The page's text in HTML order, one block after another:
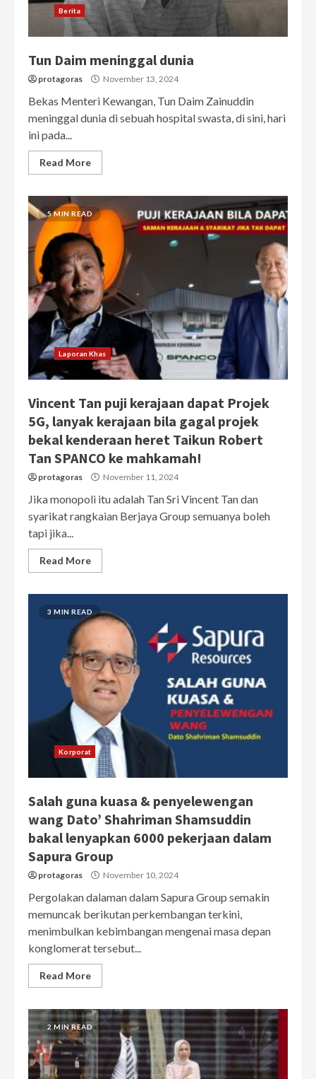
Berita
Tun Daim meninggal dunia
protagoras November 13, 2024
Bekas Menteri Kewangan, Tun Daim Zainuddin
meninggal dunia di sebuah hospital swasta, di sini, hari
ini pada...
Read More
5 MIN READ
Laporan Khas
Vincent Tan puji kerajaan dapat Projek
5G, lanyak kerajaan bila gagal projek
bekal kenderaan heret Taikun Robert
Tan SPANCO ke mahkamah!
protagoras November 11, 2024
Jika monopoli itu adalah Tan Sri Vincent Tan dan
syarikat rangkaian Berjaya Group semuanya boleh
tapi jika...
Read More
3 MIN READ
Korporat
Salah guna kuasa & penyelewengan
wang Dato’ Shahriman Shamsuddin
bakal lenyapkan 6000 pekerjaan dalam
Sapura Group
protagoras November 10, 2024
Pergolakan dalaman dalam Sapura Group semakin
memuncak berikutan perkembangan terkini,
menimbulkan kebimbangan mengenai masa depan
konglomerat tersebut...
Read More
2 MIN READ